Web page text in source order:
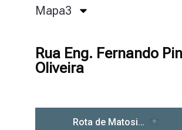
Mapa3
Rua Eng. Fernando
Oliveira